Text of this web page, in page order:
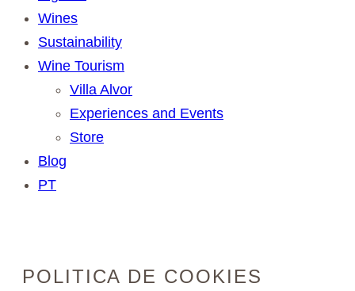
Wines
Sustainability
Wine Tourism
Villa Alvor
Experiences and Events
Store
Blog
PT
POLITICA DE COOKIES